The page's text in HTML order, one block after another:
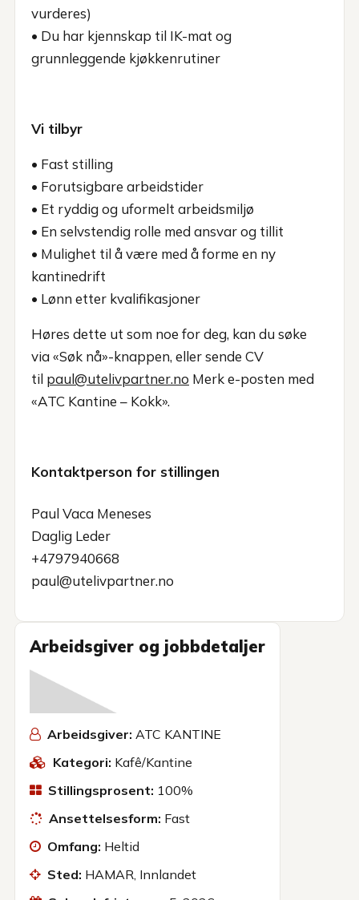
vurderes)
• Du har kjennskap til IK-mat og
grunnleggende kjøkkenrutiner
Vi tilbyr
• Fast stilling
• Forutsigbare arbeidstider
• Et ryddig og uformelt arbeidsmiljø
• En selvstendig rolle med ansvar og tillit
• Mulighet til å være med å forme en ny
kantinedrift
• Lønn etter kvalifikasjoner
Høres dette ut som noe for deg, kan du søke
via «Søk nå»-knappen, eller sende CV
til paul@utelivpartner.no Merk e-posten med
«ATC Kantine – Kokk».
Kontaktperson for stillingen
Paul Vaca Meneses
Daglig Leder
+4797940668
paul@utelivpartner.no
Arbeidsgiver og jobbdetaljer
Arbeidsgiver: ATC KANTINE
Kategori: Kafê/Kantine
Stillingsprosent: 100%
Ansettelsesform: Fast
Omfang: Heltid
Sted: HAMAR, Innlandet